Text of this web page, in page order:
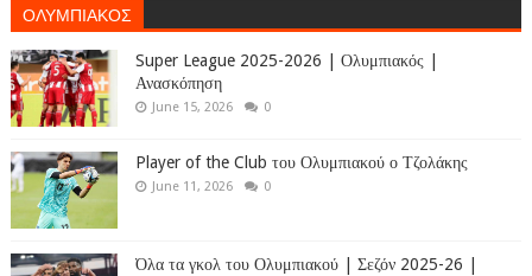
ΟΛΥΜΠΙΑΚΟΣ
Super League 2025-2026 | Ολυμπιακός |
Ανασκόπηση
June 15, 2026 0
Player of the Club του Ολυμπιακού ο Τζολάκης
June 11, 2026 0
Όλα τα γκολ του Ολυμπιακού | Σεζόν 2025-26 |